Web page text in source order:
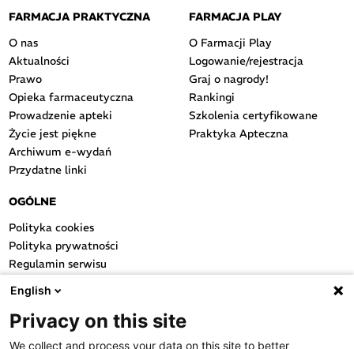
FARMACJA PRAKTYCZNA
O nas
Aktualności
Prawo
Opieka farmaceutyczna
Prowadzenie apteki
Życie jest piękne
Archiwum e-wydań
Przydatne linki
FARMACJA PLAY
O Farmacji Play
Logowanie/rejestracja
Graj o nagrody!
Rankingi
Szkolenia certyfikowane
Praktyka Apteczna
OGÓLNE
Polityka cookies
Polityka prywatności
Regulamin serwisu
Farmacja Play
Regulamin konkursu Lakcid
English
Privacy on this site
We collect and process your data on this site to better